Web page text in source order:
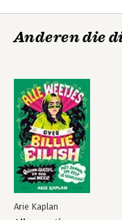
Anderen die
Arie Kaplan